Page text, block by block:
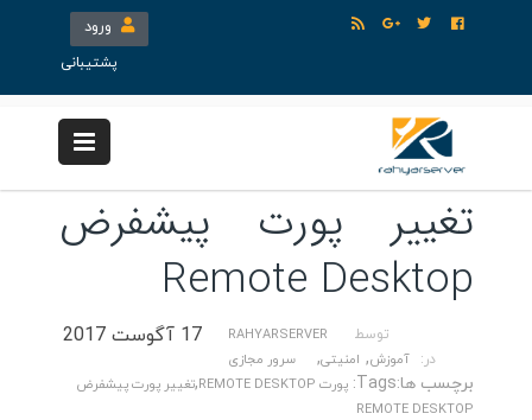
ورود
پشتیبانی
تغییر پورت پیشفرض
Remote Desktop
17 آگوست 2017 توسط
RAHYARSERVER
در:
آموزش, امنیتی, سرور مجازی
برچسب ها:Tags: پورت REMOTE DESKTOP ,تغییر پورت پیشفرض
REMOTE DESKTOP